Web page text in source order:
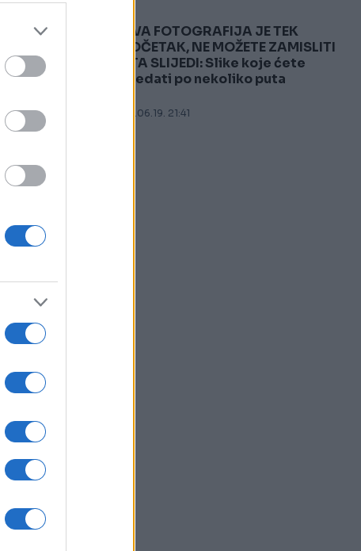
OVA FOTOGRAFIJA JE TEK
POČETAK, NE MOŽETE ZAMISLITI
ŠTA SLIJEDI: Slike koje ćete
gledati po nekoliko puta
08.06.19. 21:41